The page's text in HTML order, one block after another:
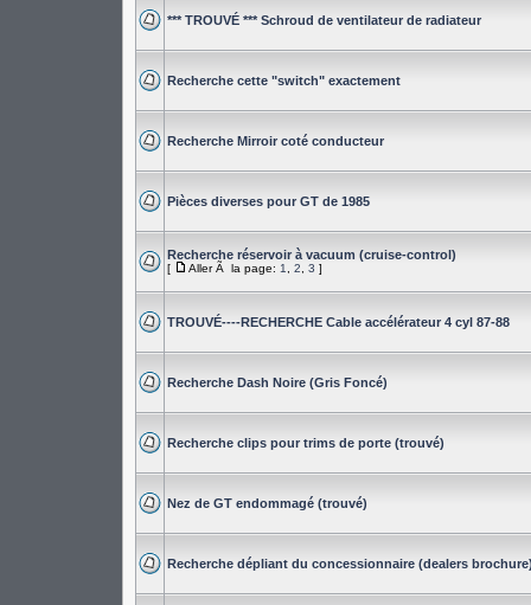
*** TROUVÉ *** Schroud de ventilateur de radiateur
Recherche cette "switch" exactement
Recherche Mirroir coté conducteur
Pièces diverses pour GT de 1985
Recherche réservoir à vacuum (cruise-control)
[ Aller Ã la page: 1 2 3 ]
TROUVÉ----RECHERCHE Cable accélérateur 4 cyl 87-88
Recherche Dash Noire (Gris Foncé)
Recherche clips pour trims de porte (trouvé)
Nez de GT endommagé (trouvé)
Recherche dépliant du concessionnaire (dealers